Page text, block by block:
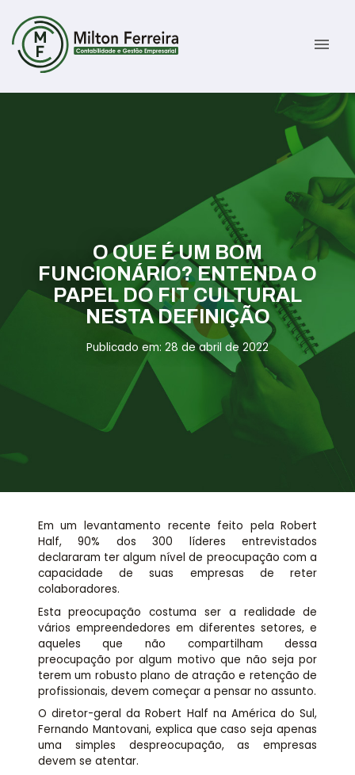
menu
Gestão Tributária e Fiscal
Previdenciária Trabalhista
Abertura de Empresas
Assessoria jurídica
Links Úteis
Informativos
Contato
ÁREA DO CLIENTE
O QUE É UM BOM
FUNCIONÁRIO? ENTENDA O
PAPEL DO FIT CULTURAL
NESTA DEFINIÇÃO
Publicado em: 28 de abril de 2022
Em um levantamento recente feito pela Robert
Half, 90% dos 300 líderes entrevistados
declararam ter algum nível de preocupação com a
capacidade de suas empresas de reter
colaboradores.
Esta preocupação costuma ser a realidade de
vários empreendedores em diferentes setores, e
aqueles que não compartilham dessa
preocupação por algum motivo que não seja por
terem um robusto plano de atração e retenção de
profissionais, devem começar a pensar no assunto.
O diretor-geral da Robert Half na América do Sul,
Fernando Mantovani, explica que caso seja apenas
uma simples despreocupação, as empresas
devem se atentar.